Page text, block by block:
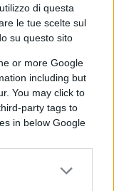
di questa
le tue scelte sul
su questo sito
or more Google
including but
You may click to
party tags to
in below Google
una media
a
può
da due
il Milano hub e